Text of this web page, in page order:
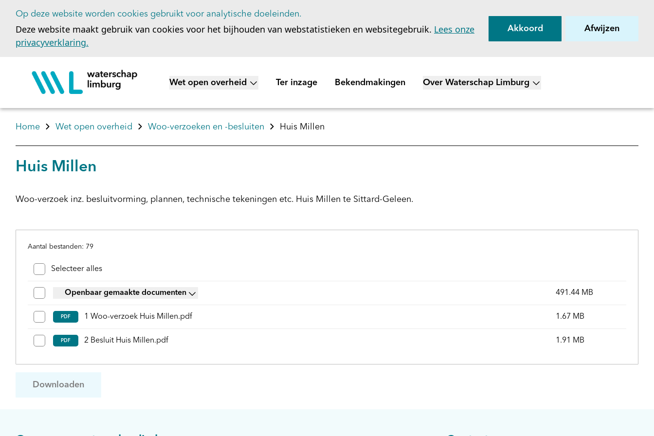
Op deze website worden cookies gebruikt voor analytische doeleinden.
Deze website maakt gebruik van cookies voor het bijhouden van webstatistieken en websitegebruik. Lees onze
privacyverklaring.
Akkoord Afwijzen
Toon submenu voor Wet open overheid
Wet open overheid Ter inzage Bekendmakingen
Toon submenu voor Over Waterschap Limburg
Over Waterschap Limburg
Home Wet open overheid Woo-verzoeken en -besluiten Huis Millen
Huis Millen
Woo-verzoek inz. besluitvorming, plannen, technische tekeningen etc. Huis Millen te Sittard-Geleen.
Aantal bestanden: 79
Bestanden en mappen selecteren
Selecteer alles
Openbaar gemaakte documenten 491.44 MB
PDF 1 Woo-verzoek Huis Millen.pdf 1.67 MB
PDF 2 Besluit Huis Millen.pdf 1.91 MB
Downloaden